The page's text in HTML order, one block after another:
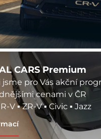
CARS Premium
jsme pro Vás akční
cenami v ČR
V ▪ ZR-V ▪ Civic ▪ Jazz